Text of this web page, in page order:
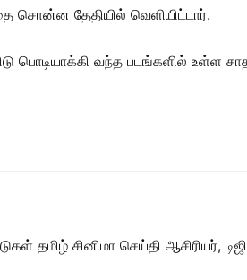
சொன்ன தேதியில் வெளியிட்டார்.
பொடியாக்கி வந்த படங்களில் உள்ள
தமிழ் சினிமா செய்தி ஆசிரியர்,